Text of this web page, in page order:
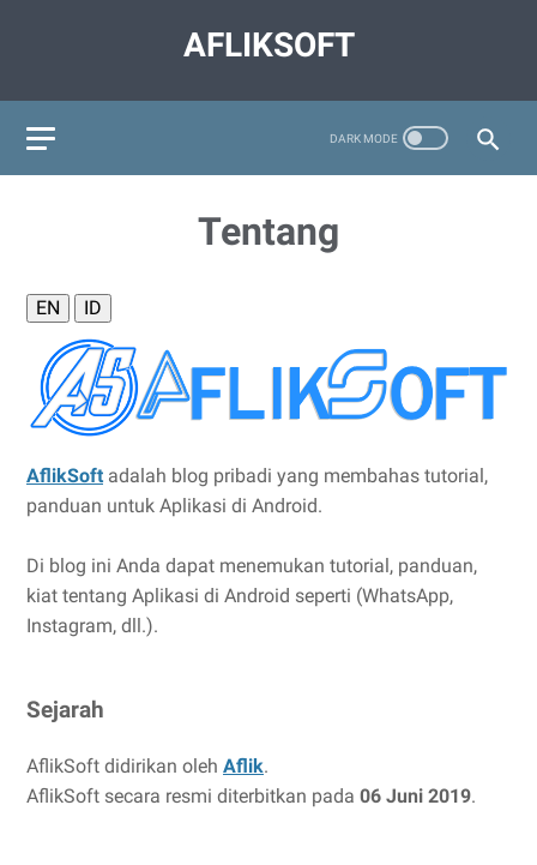
AFLIKSOFT
Tentang
EN ID
AflikSoft adalah blog pribadi yang membahas tutorial,
panduan untuk Aplikasi di Android.
Di blog ini Anda dapat menemukan tutorial, panduan,
kiat tentang Aplikasi di Android seperti (WhatsApp,
Instagram, dll.).
Sejarah
AflikSoft didirikan oleh Aflik.
AflikSoft secara resmi diterbitkan pada 06 Juni 2019.